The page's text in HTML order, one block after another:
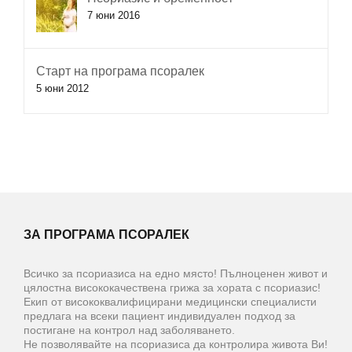
7 юни 2016
Старт на програма псоралек
5 юни 2012
ЗА ПРОГРАМА ПСОРАЛЕК
Всичко за псориазиса на едно място! Пълноценен живот и
цялостна висококачествена грижа за хората с псориазис!
Екип от висококвалифицирани медицински специалисти
предлага на всеки пациент индивидуален подход за
постигане на контрол над заболяването.
Не позволявайте на псориазиса да контролира живота Ви!